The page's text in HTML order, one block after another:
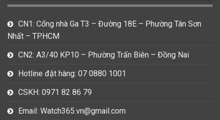
Bát Giác Mặt tròn Mặt vuông
15
Oval
Dây Cao su Dây Da
CN1: Cổng nhà Ga T3 – Đường 18E – Phường Tân Sơn
Nhất – TP.HCM
CN2: A3/40 KP10 – Phường Trấn Biên – Đồng Nai
Hotline đặt hàng: 07 0880 1001
CSKH: 0971 82 86 79
Email: Watch365.vn@gmail.com